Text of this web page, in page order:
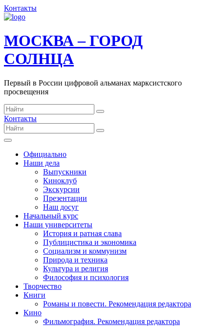
Контакты
МОСКВА – ГОРОД
СОЛНЦА
Первый в России цифровой альманах марксистского
просвещения
Контакты
Официально
Наши дела
Выпускники
Киноклуб
Экскурсии
Презентации
Наш досуг
Начальный курс
Наши университеты
История и ратная слава
Публицистика и экономика
Социализм и коммунизм
Природа и техника
Культура и религия
Философия и психология
Творчество
Книги
Романы и повести. Рекомендация редактора
Кино
Фильмография. Рекомендация редактора